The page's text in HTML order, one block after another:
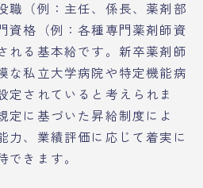
職（例：主任、係長、薬剤部
資格（例：各種専門薬剤師資
れる基本給です。新卒薬剤師
な私立大学病院や特定機能病
定されていると考えられま
定に基づいた昇給制度によ
力、業績評価に応じて着実に
きます。